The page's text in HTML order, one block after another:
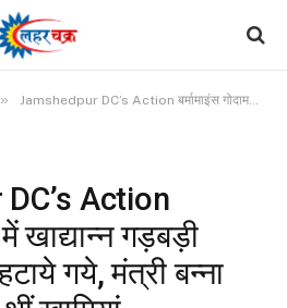
» Jamshedpur DC’s Action बर्मामाइंस गोदाम में खाद्यान्न गड़बड़ी मामले में एजीएम हटाये गये, मंत्री बन्ना की जांच में मिली थीं खामियां
Action
में खाद्यान्न गड़बड़ी
गये, मंत्री बन्ना